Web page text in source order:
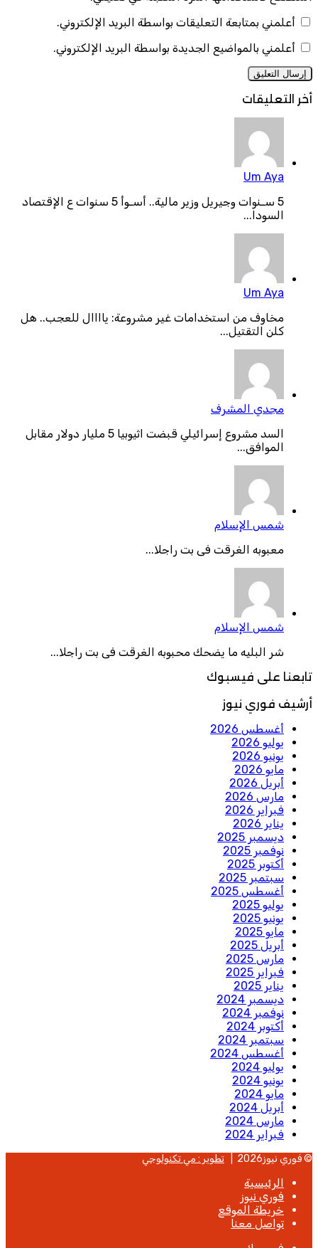
أعلمني بمتابعة التعليقات بواسطة البريد الإلكتروني.
أعلمني بالمواضيع الجديدة بواسطة البريد الإلكتروني.
أخر التعليقات
Um Aya
5 سـنوات وجيريل وزير مالية.. أسـوأ 5 سنوات ع الإقتصاد
السودا...
Um Aya
مخاوف من استخدامات غير مشروعة: ياااال للعجب.. هل
كلن التقتيل...
مجدي المشرف
السد مشروع إسرائيلي قبضت اثيوبيا 5 مليار دولار مقابل
الموافق...
شمس الإسلام
معبوبه الغرقت فى بت راجلا...
شمس الإسلام
شر البليه ما يضحك محبوبه الغرقت فى بت راجلا...
تابعنا على فيسبوك
أرشيف فوري نيوز
أغسطس 2026
يوليو 2026
يونيو 2026
مايو 2026
أبريل 2026
مارس 2026
فبراير 2026
يناير 2026
ديسمبر 2025
نوفمبر 2025
أكتوبر 2025
سبتمبر 2025
أغسطس 2025
يوليو 2025
يونيو 2025
مايو 2025
أبريل 2025
مارس 2025
فبراير 2025
يناير 2025
ديسمبر 2024
نوفمبر 2024
أكتوبر 2024
سبتمبر 2024
أغسطس 2024
يوليو 2024
يونيو 2024
مايو 2024
أبريل 2024
مارس 2024
فبراير 2024
© فوري نيوز2026 | تطوير : مي تكنولوجي
الرئيسية
فوري نيوز
خريطة الموقع
تواصل معنا